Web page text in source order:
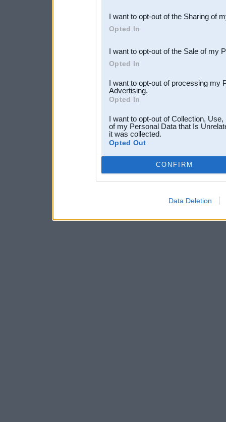
Downstream Participants
third parties.
I want to opt-out of the Sharing of
Opted In
I want to opt-out of the Sale of my
Opted In
I want to opt-out of processing my
Advertising.
Opted In
I want to opt-out of Collection,
of my Personal Data that Is
it was collected.
Opted Out
CONFIRM
Data Deletion